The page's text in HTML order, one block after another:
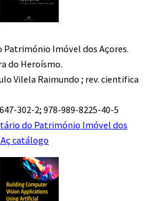
Património Imóvel dos Açores.
do Heroísmo.
Vilela Raimundo ; rev. cientifica
302-2; 978-989-8225-40-5
do Património Imóvel dos
catálogo